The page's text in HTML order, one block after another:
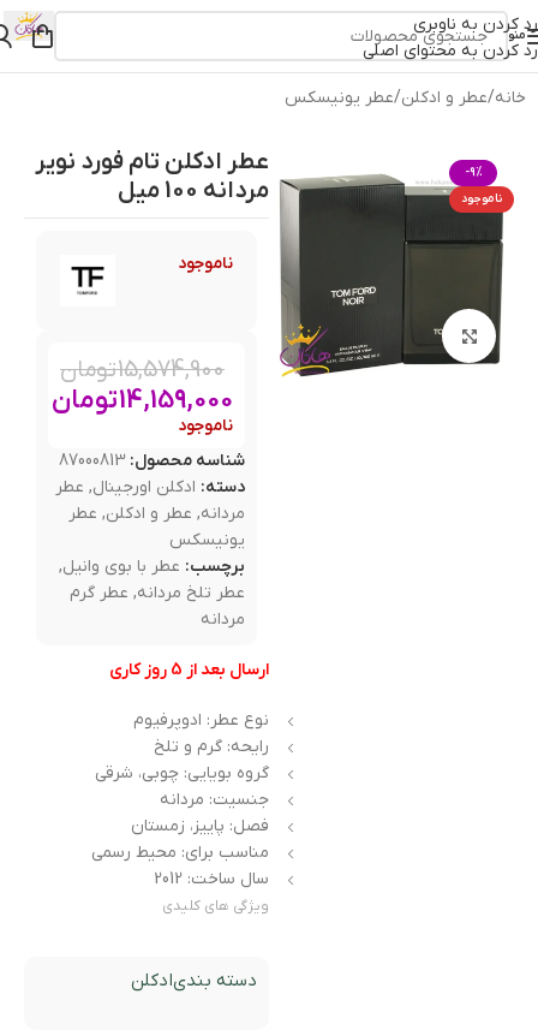
رد کردن به ناوبری
رد کردن به محتوای اصلی
منو
خانه/عطر و ادکلن/عطر یونیسکس
-9%
ناموجود
بزرگنمایی تصویر
عطر ادکلن تام فورد نویر
مردانه 100 میل
ناموجود
15,574,900تومان
14,159,000تومان
ناموجود
شناسه محصول: 87000813
دسته: ادکلن اورجینال, عطر
مردانه, عطر و ادکلن, عطر
یونیسکس
برچسب: عطر با بوی وانیل,
عطر تلخ مردانه, عطر گرم
مردانه
ارسال بعد از 5 روز کاری
نوع عطر: ادوپرفیوم
رایحه: گرم و تلخ
گروه بویایی: چوبی، شرقی
جنسیت: مردانه
فصل: پاییز، زمستان
مناسب برای: محیط رسمی
سال ساخت: 2012
ویژگی های کلیدی
دسته بندیادکلن